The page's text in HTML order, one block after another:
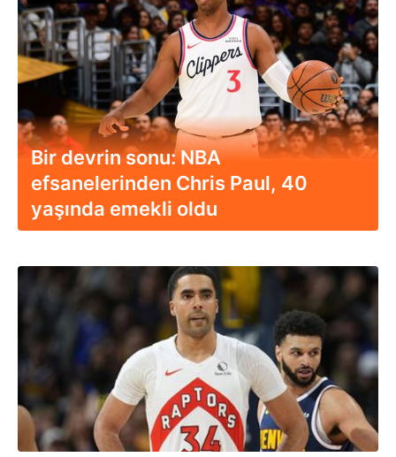
Bir devrin sonu: NBA
efsanelerinden Chris Paul, 40
yaşında emekli oldu
17.04.2024